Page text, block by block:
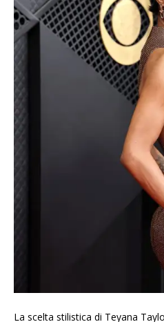
La scelta stilistica di Teyana